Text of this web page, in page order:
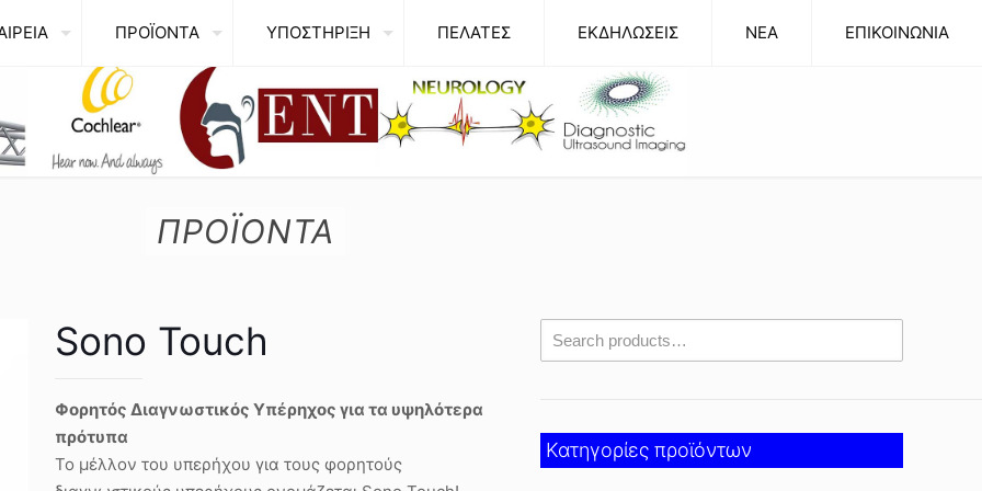
ΠΡΟΪΟΝΤΑ ΥΠΟΣΤΗΡΙΞΗ ΠΕΛΑΤΕΣ ΕΚΔΗΛΩΣΕΙΣ NEA ΕΠΙΚΟΙΝΩΝΙΑ
ΠΡΟΪΟΝΤΑ
Sono Touch
Φορητός Διαγνωστικός Υπέρηχος για τα υψηλότερα
πρότυπα
Το μέλλον του υπερήχου για τους φορητούς
Κατηγορίες προϊόντων